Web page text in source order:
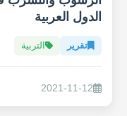
الدول العربية
تقرير التربية
2021-11-12